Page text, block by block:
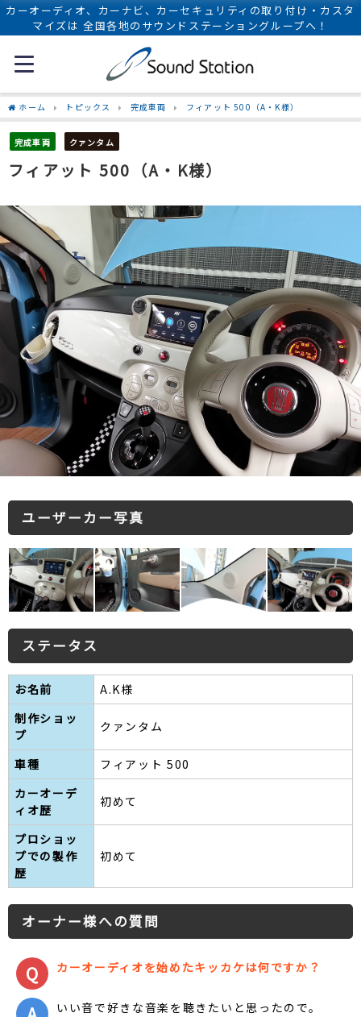
カーオーディオ、カーナビ、カーセキュリティの取り付け・カスタ
マイズは 全国各地のサウンドステーショングループへ！
ホーム トピックス 完成車両 フィアット 500（A・K様）
完成車両 クァンタム
フィアット 500（A・K様）
ユーザーカー写真
ステータス
お名前
A.K様
制作ショッ
プ
クァンタム
車種
フィアット 500
カーオーデ
ィオ歴
初めて
プロショッ
プでの製作
歴
初めて
オーナー様への質問
カーオーディオを始めたキッカケは何ですか？
いい音で好きな音楽を聴きたいと思ったので。